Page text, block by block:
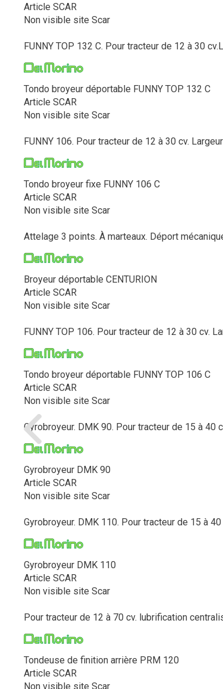
Article SCAR
Non visible site Scar
FUNNY TOP 132 C. Pour tracteur de 12 à 30
Tondo broyeur déportable FUNNY TOP 132 C
Article SCAR
Non visible site Scar
FUNNY 106. Pour tracteur de 12 à 30 cv.
Tondo broyeur fixe FUNNY 106 C
Article SCAR
Non visible site Scar
Attelage 3 points. À marteaux. Déport
Broyeur déportable CENTURION
Article SCAR
Non visible site Scar
FUNNY TOP 106. Pour tracteur de 12 à 30 cv.
Tondo broyeur déportable FUNNY TOP 106 C
Article SCAR
Non visible site Scar
Gyrobroyeur. DMK 90. Pour tracteur de 15 à 40
Gyrobroyeur DMK 90
Article SCAR
Non visible site Scar
Gyrobroyeur. DMK 110. Pour tracteur de 15 à
Gyrobroyeur DMK 110
Article SCAR
Non visible site Scar
Pour tracteur de 12 à 70 cv. lubrification
Tondeuse de finition arrière PRM 120
Article SCAR
Non visible site Scar